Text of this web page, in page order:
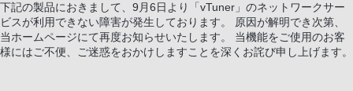
下記の製品におきまして、9月6日より「vTuner」のネットワークサー
ビスが利用できない障害が発生しております。 原因が解明でき次第、
当ホームページにて再度お知らせいたします。 当機能をご使用のお客
様にはご不便、ご迷惑をおかけしますことを深くお詫び申し上げます。